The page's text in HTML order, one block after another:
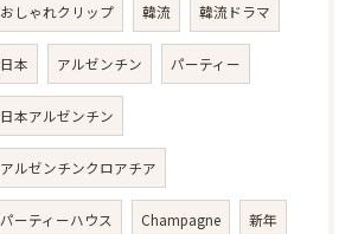
おしゃれクリップ 韓流 韓流ドラマ
日本 アルゼンチン パーティー
日本アルゼンチン
アルゼンチンクロアチア
パーティーハウス Champagne 新年